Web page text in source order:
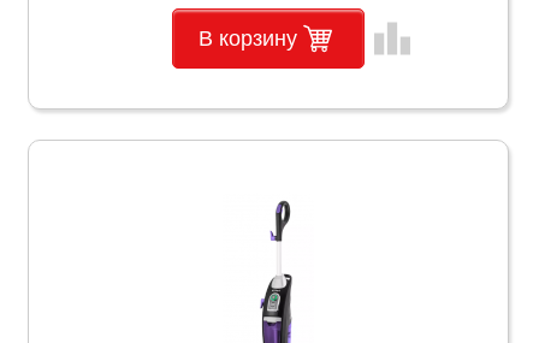
В корзину leaderboard